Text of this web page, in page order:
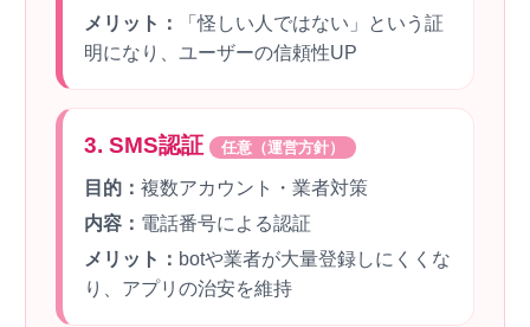
メリット：
「怪しい人ではない」という証
明になり、ユーザーの信頼性UP
3. SMS認証 任意（運営方針）
目的： 複数アカウント・業者対策
内容： 電話番号による認証
メリット： botや業者が大量登録しにくくな
り、アプリの治安を維持